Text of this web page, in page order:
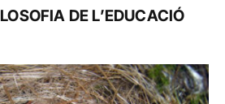
DE L’EDUCACIÓ